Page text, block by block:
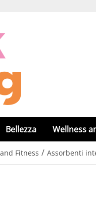
Bellezza Wellness
Fitness / Assorbenti